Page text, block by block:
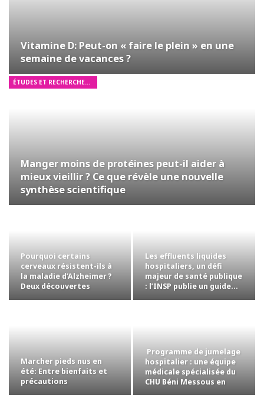
Vitamine D: Peut-on « faire le plein » en une
semaine de vacances ?
ÉTUDES ET RECHERCHES MÉDICALES
Manger moins de protéines peut-il aider à
mieux vieillir ? Ce que révèle une nouvelle
synthèse scientifique
Pourquoi certains
cerveaux résistent-ils à
la maladie d’Alzheimer ?
Deux découvertes
Les effluents liquides
hospitaliers, un défi
majeur de santé publique
: l’INSP publie un guide…
Marcher pieds nus en
été: Entre bienfaits et
précautions
Programme de jumelage
hospitalier : une équipe
médicale spécialisée du
CHU Béni Messous en